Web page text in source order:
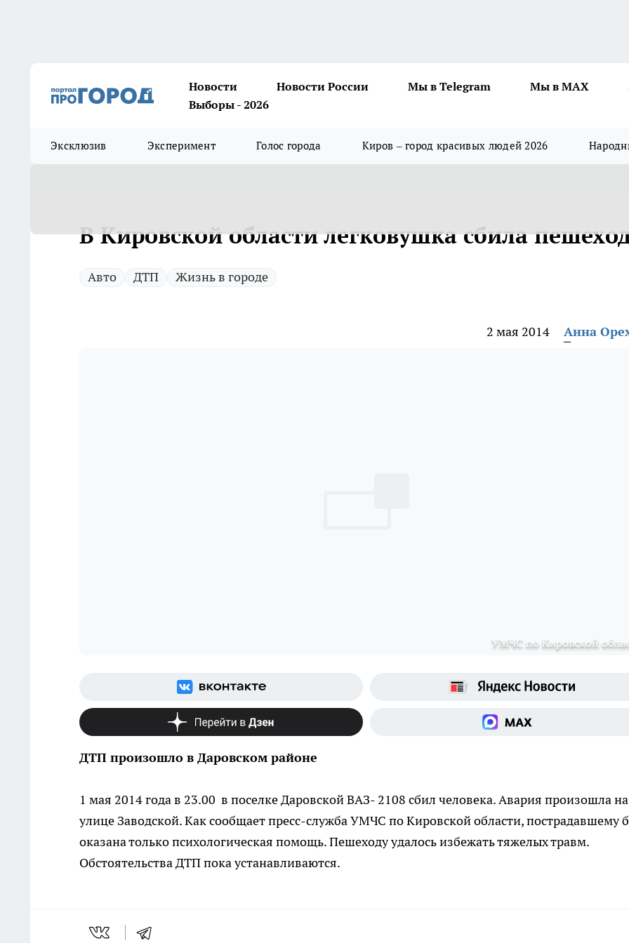
Новости Новости России Мы в Telegram Мы в MAX
Выборы - 2026
Эксклюзив Эксперимент Голос города Киров – город красивых людей 2026
В Кировской области легковушка сбила
Авто ДТП Жизнь в городе
2 мая 2014 Анна
УМЧС по Кировской
ДТП произошло в Даровском районе
1 мая 2014 года в 23.00 в поселке Даровской ВАЗ- 2108 сбил человека. Авария произошла на
улице Заводской. Как сообщает пресс-служба УМЧС по Кировской области, пострадавшему
оказана только психологическая помощь. Пешеходу удалось избежать тяжелых травм.
Обстоятельства ДТП пока устанавливаются.